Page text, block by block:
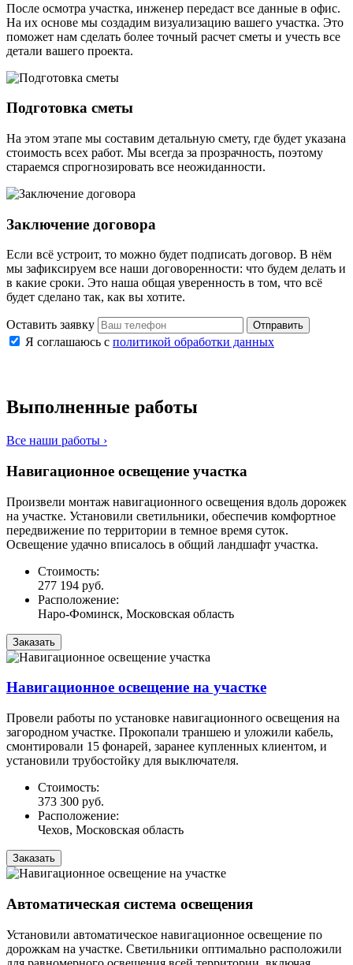
После осмотра участка, инженер передаст все данные в офис.
На их основе мы создадим визуализацию вашего участка. Это
поможет нам сделать более точный расчет сметы и учесть все
детали вашего проекта.
Подготовка сметы
На этом этапе мы составим детальную смету, где будет указана
стоимость всех работ. Мы всегда за прозрачность, поэтому
стараемся спрогнозировать все неожиданности.
Заключение договора
Если всё устроит, то можно будет подписать договор. В нём
мы зафиксируем все наши договоренности: что будем делать и
в какие сроки. Это наша общая уверенность в том, что всё
будет сделано так, как вы хотите.
Оставить заявку Отправить
Я соглашаюсь с политикой обработки данных
Выполненные работы
Все наши работы ›
Навигационное освещение участка
Произвели монтаж навигационного освещения вдоль дорожек
на участке. Установили светильники, обеспечив комфортное
передвижение по территории в темное время суток.
Освещение удачно вписалось в общий ландшафт участка.
Стоимость:
277 194 руб.
Расположение:
Наро-Фоминск, Московская область
Заказать
Навигационное освещение на участке
Провели работы по установке навигационного освещения на
загородном участке. Прокопали траншею и уложили кабель,
смонтировали 15 фонарей, заранее купленных клиентом, и
установили трубостойку для выключателя.
Стоимость:
373 300 руб.
Расположение:
Чехов, Московская область
Заказать
Автоматическая система освещения
Установили автоматическое навигационное освещение по
дорожкам на участке. Светильники оптимально расположили